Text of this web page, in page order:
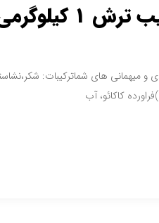
– ترنج
و میهمانی های شماترکیبات:
کاکائو، آب